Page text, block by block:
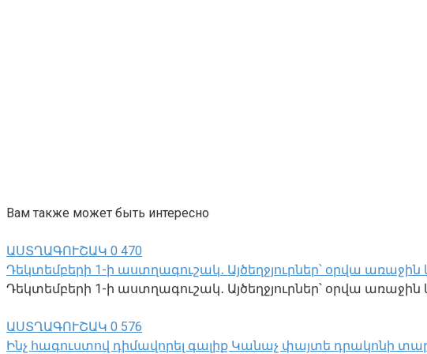
Вам также может быть интересно
ԱՍՏՂԱԳՈՒՇԱԿ 0 470
Դեկտեմբերի 1-ի աստղագուշակ․ Այծեղջյուրներ՝ օրվա առաջին
Դեկտեմբերի 1-ի աստղագուշակ․ Այծեղջյուրներ՝ օրվա առաջին
ԱՍՏՂԱԳՈՒՇԱԿ 0 576
Ինչ հագուստով դիմավորել գալիք Կանաչ փայտե դրակոնի